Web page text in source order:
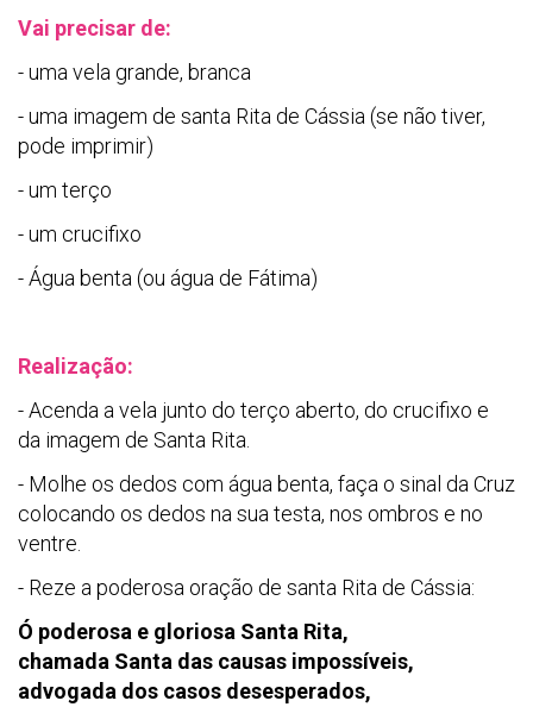
Vai precisar de:
- uma vela grande, branca
- uma imagem de santa Rita de Cássia (se não tiver,
pode imprimir)
- um terço
- um crucifixo
- Água benta (ou água de Fátima)
Realização:
- Acenda a vela junto do terço aberto, do crucifixo e
da imagem de Santa Rita.
- Molhe os dedos com água benta, faça o sinal da Cruz
colocando os dedos na sua testa, nos ombros e no
ventre.
- Reze a poderosa oração de santa Rita de Cássia:
Ó poderosa e gloriosa Santa Rita,
chamada Santa das causas impossíveis,
advogada dos casos desesperados,